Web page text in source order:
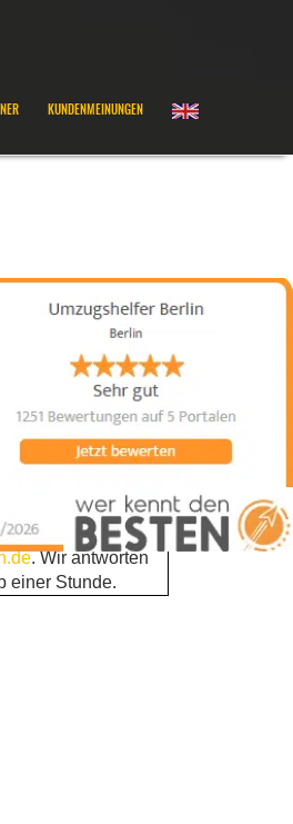
KUNDENMEINUNGEN
telefonisch oder
kostenlose
haben. Email:
. Wir antworten
einer Stunde.